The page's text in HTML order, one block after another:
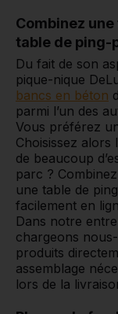
Combinez
table de ping-
Du fait de son
pique-nique
bancs en béton
parmi l’un des
Vous préférez
Choisissez alors
de beaucoup
parc ?
une table de
facilement en
Dans notre
chargeons
produits
assemblage
lors de la